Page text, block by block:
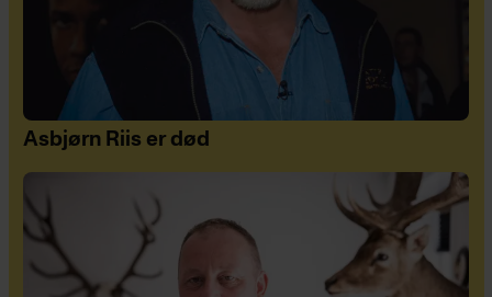
Asbjørn Riis er død